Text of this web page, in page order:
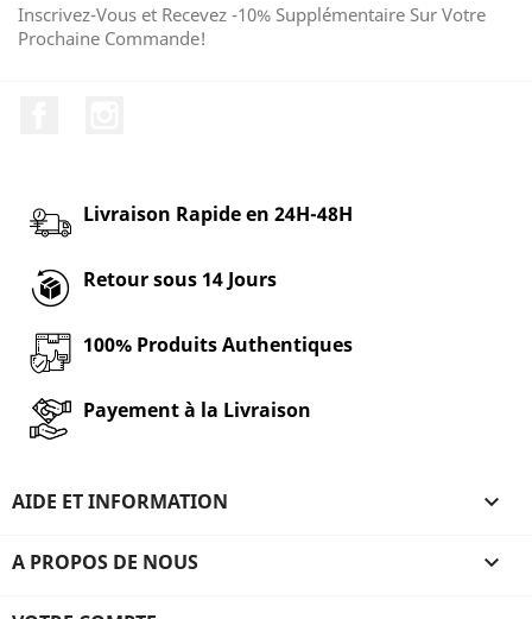
Inscrivez-Vous et Recevez -10% Supplémentaire Sur Votre
Prochaine Commande!
Livraison Rapide en 24H-48H
Retour sous 14 Jours
100% Produits Authentiques
Payement à la Livraison
AIDE ET INFORMATION 
A PROPOS DE NOUS 